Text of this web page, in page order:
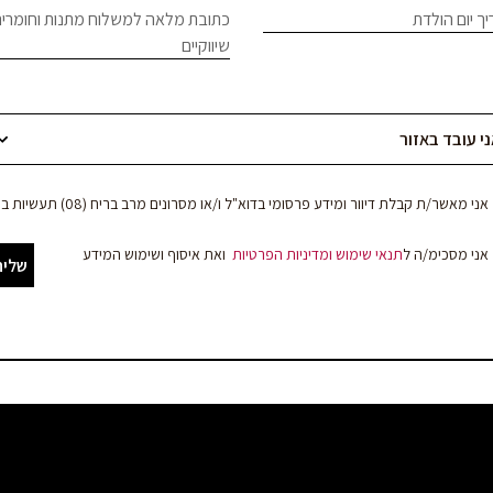
יום הולדת
כתובת מלאה למשלוח מתנות
שיווקיים
אני מאשר/ת קבלת דיוור ומידע פרסומי בדוא"ל ו/או מסרונים מרב בריח (08) תעשיות בע"מ
אני מסכימ/ה לתנאי שימוש ומדיניות הפרטיות ואת איסוף ושימוש המידע